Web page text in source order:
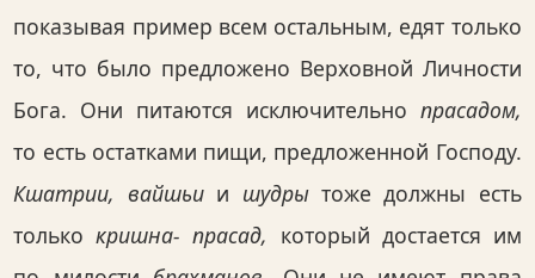
показывая пример всем остальным, едят только
то, что было предложено Верховной Личности
Бога. Они питаются исключительно прасадом,
то есть остатками пищи, предложенной Господу.
Кшатрии, вайшьии шудрытоже должны есть
толькокришна- прасад, который достается им